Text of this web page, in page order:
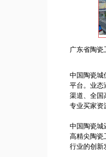
广东省陶瓷
中国陶瓷城
平台。业态
渠道、全国
专业买家资
中国陶瓷城
高精尖陶瓷
行业的创新